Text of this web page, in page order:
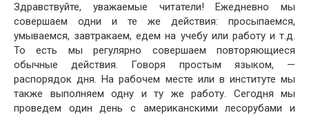
Здравствуйте, уважаемые читатели! Ежедневно мы
совершаем одни и те же действия: просыпаемся,
умываемся, завтракаем, едем на учебу или работу и т.д.
То есть мы регулярно совершаем повторяющиеся
обычные действия. Говоря простым языком, —
распорядок дня. На рабочем месте или в институте мы
также выполняем одну и ту же работу. Сегодня мы
проведем один день с американскими лесорубами и